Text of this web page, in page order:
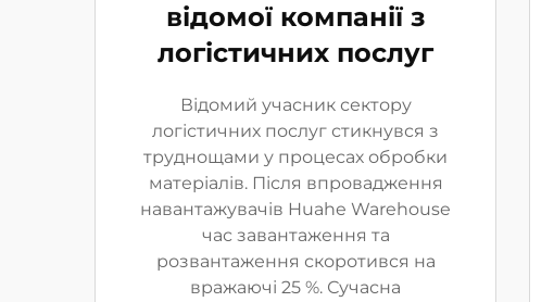
відомої компанії з
логістичних послуг
Відомий учасник сектору
логістичних послуг стикнувся з
труднощами у процесах обробки
матеріалів. Після впровадження
навантажувачів Huahe Warehouse
час завантаження та
розвантаження скоротився на
вражаючі 25 %. Сучасна